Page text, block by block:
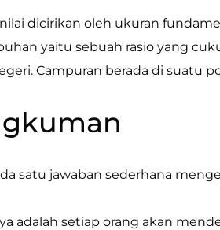
dicirikan oleh ukuran
yaitu sebuah rasio yang
Campuran berada di suatu
satu jawaban sederhana
adalah setiap orang akan